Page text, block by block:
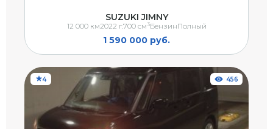
SUZUKI JIMNY
1 590 000 руб.
12 000 км2022 г.700 см3БензинПолный
4 456